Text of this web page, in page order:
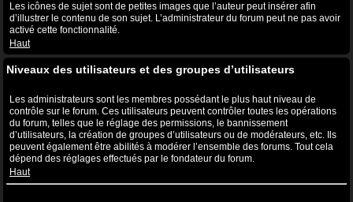
Les icônes de sujet sont de petites images que l’auteur peut insérer afin
d’illustrer le contenu de son sujet. L’administrateur du forum peut ne pas avoir
activé cette fonctionnalité.
Haut
Niveaux des utilisateurs et des groupes d’utilisateurs
Les administrateurs sont les membres possédant le plus haut niveau de
contrôle sur le forum. Ces utilisateurs peuvent contrôler toutes les opérations
du forum, telles que le réglage des permissions, le bannissement
d’utilisateurs, la création de groupes d’utilisateurs ou de modérateurs, etc. Ils
peuvent également être abilités à modérer l’ensemble des forums. Tout cela
dépend des réglages effectués par le fondateur du forum.
Haut